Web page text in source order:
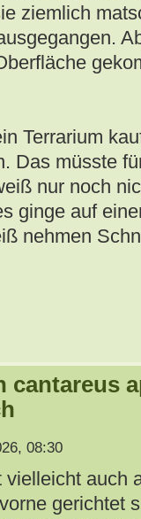
ziemlich
Terrarium
Das müsste
nur noch
ginge auf
nehmen
cantareus
08:30
auch
gerichtet